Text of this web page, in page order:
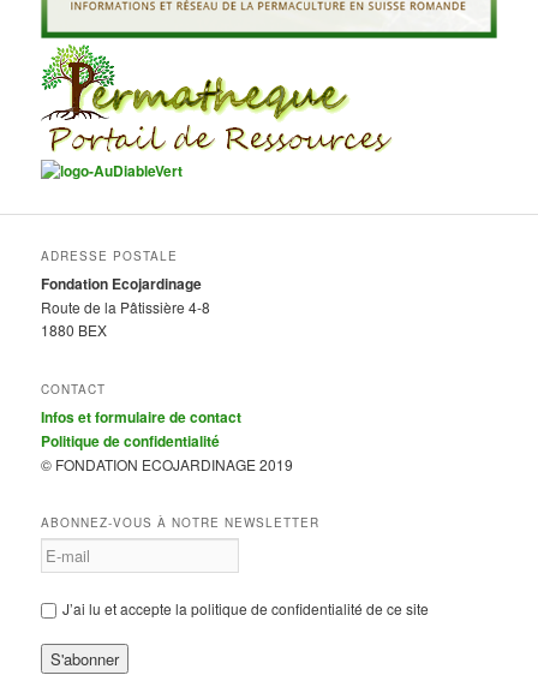
ADRESSE POSTALE
Fondation Ecojardinage
Route de la Pâtissière 4-8
1880 BEX
CONTACT
Infos et formulaire de contact
Politique de confidentialité
© FONDATION ECOJARDINAGE 2019
ABONNEZ-VOUS À NOTRE NEWSLETTER
J’ai lu et accepte la politique de confidentialité de ce site